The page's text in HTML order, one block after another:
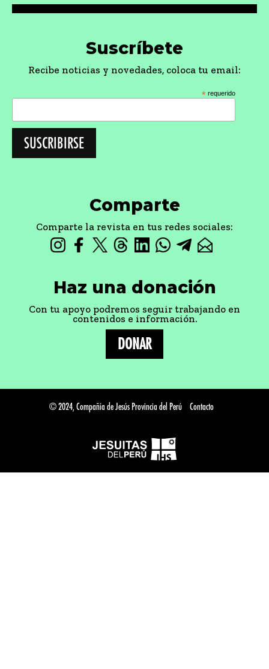
Suscríbete
Recibe noticias y novedades, coloca tu email:
* requerido
Comparte
Comparte la revista en tus redes sociales:
Haz una donación
Con tu apoyo podremos seguir trabajando en
contenidos e información.
DONAR
© 2024, Compañía de Jesús Provincia del Perú Contacto